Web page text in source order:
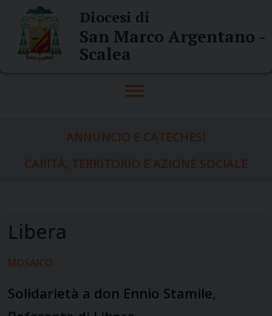
content
Diocesi di
San Marco Argentano -
Scalea
ANNUNCIO E CATECHESI
CARITÀ, TERRITORIO E AZIONE SOCIALE
MOSAICO
Solidarietà a don Ennio Stamile,